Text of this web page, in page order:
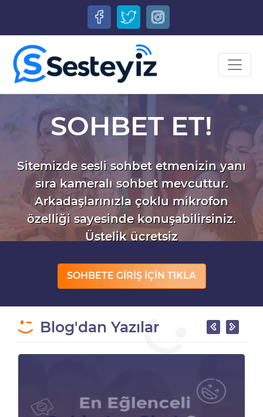
SOHBET ET!
Sitemizde sesli sohbet etmenizin yanı
sıra kameralı sohbet mevcuttur.
Arkadaşlarınızla çoklu mikrofon
özelliği sayesinde konuşabilirsiniz.
Üstelik ücretsiz
SOHBETE GİRİŞ İÇİN TIKLA
Blog'dan Yazılar